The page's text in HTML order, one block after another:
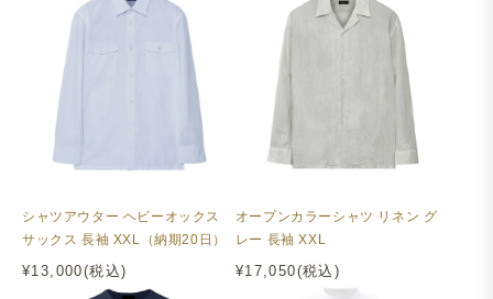
シャツアウター ヘビーオックス
サックス 長袖 XXL（納期20日）
¥13,000(税込)
オープンカラーシャツ リネン グ
レー 長袖 XXL
¥17,050(税込)